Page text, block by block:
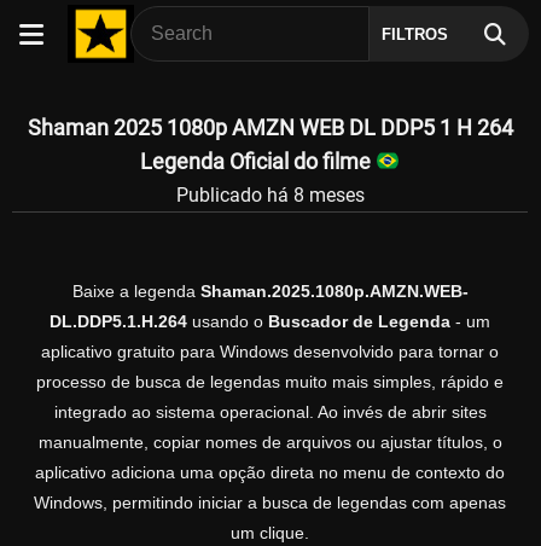
FILTROS
Shaman 2025 1080p AMZN WEB DL DDP5 1 H 264
Legenda Oficial do filme
Publicado há 8 meses
Baixe a legenda Shaman.2025.1080p.AMZN.WEB-
DL.DDP5.1.H.264 usando o Buscador de Legenda - um
aplicativo gratuito para Windows desenvolvido para tornar o
processo de busca de legendas muito mais simples, rápido e
integrado ao sistema operacional. Ao invés de abrir sites
manualmente, copiar nomes de arquivos ou ajustar títulos, o
aplicativo adiciona uma opção direta no menu de contexto do
Windows, permitindo iniciar a busca de legendas com apenas
um clique.